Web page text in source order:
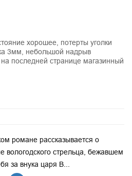
хорошее, потерты уголки
3мм, небольшой надрыв
на последней странице магазинный
романе рассказывается о
стрельца, бежавшем
за внука царя В...